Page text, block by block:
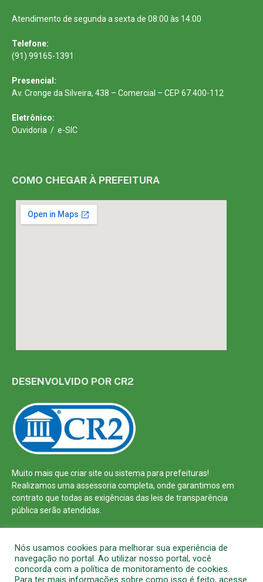
Atendimento de segunda a sexta de 08:00 às 14:00
Telefone:
(91) 99165-1391
Presencial:
Av. Cronge da Silveira, 438 – Comercial – CEP 67.400-112
Eletrônico:
Ouvidoria / e-SIC
COMO CHEGAR À PREFEITURA
DESENVOLVIDO POR CR2
Muito mais que criar site ou sistema para prefeituras!
Realizamos uma assessoria completa, onde garantimos em
contrato que todas as exigências das leis de transparência
pública serão atendidas.
Nós usamos cookies para melhorar sua experiência de
navegação no portal. Ao utilizar nosso portal, você
concorda com a política de monitoramento de cookies.
Para ter mais informações sobre como isso é feito, acesse